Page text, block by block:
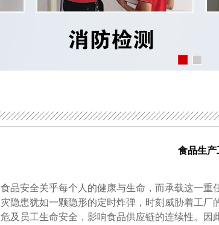
食品生
食品安全关乎每个人的健康与生命，而承载这一
灾隐患犹如一颗隐形的定时炸弹，时刻威胁着工
危及员工生命安全，影响食品供应链的连续性。